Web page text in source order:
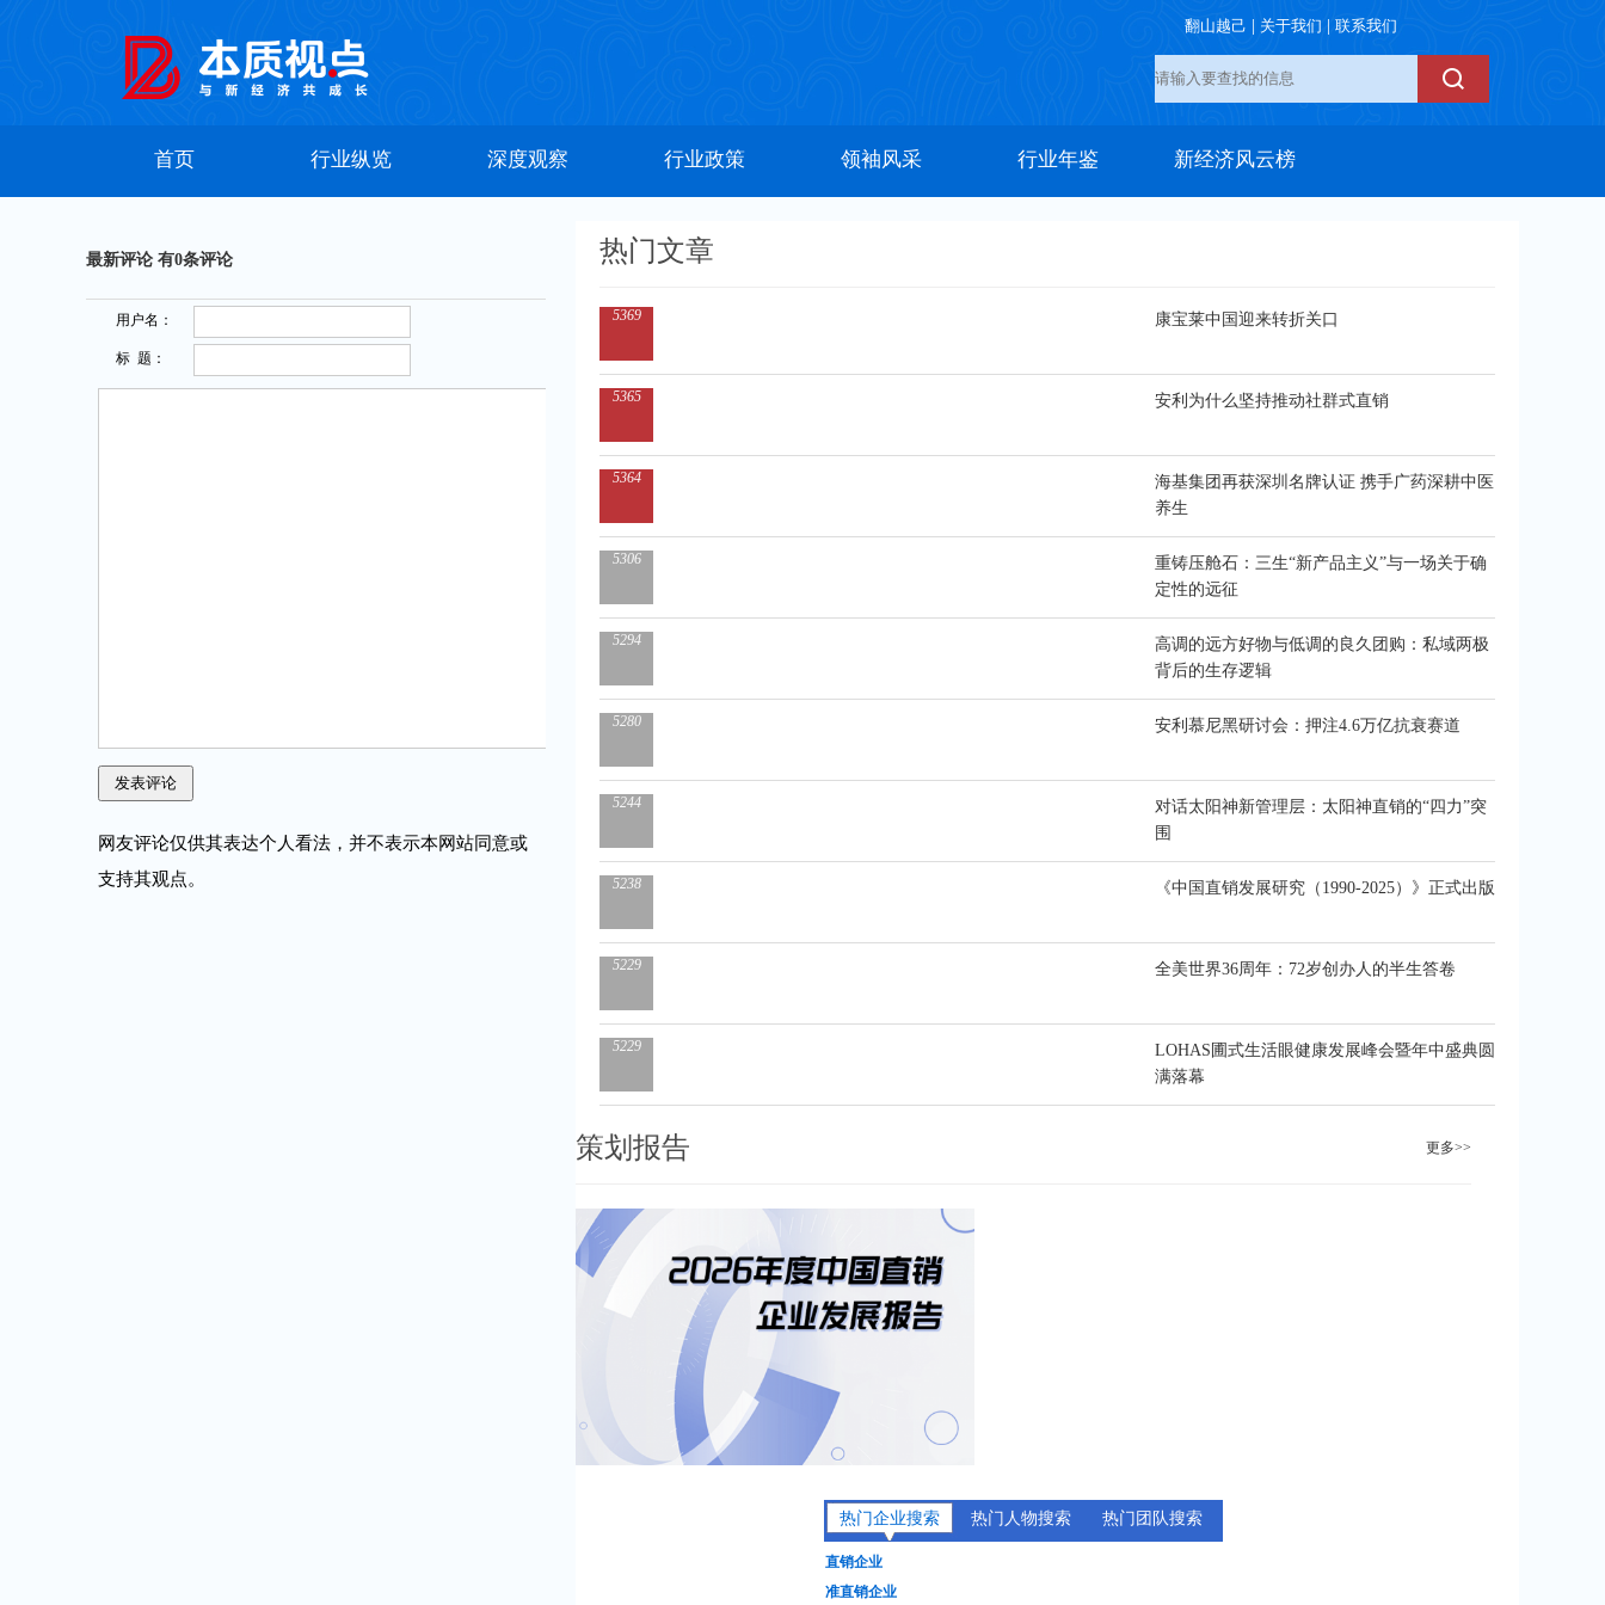
翻山越己 | 关于我们 | 联系我们
首页 行业纵览 深度观察 行业政策 领袖风采 行业年鉴 新经济风云榜
最新评论 有0条评论
用户名：
标 题：
网友评论仅供其表达个人看法，并不表示本网站同意或
支持其观点。
热门文章
5369 康宝莱中国迎来转折关口
5365 安利为什么坚持推动社群式直销
5364
海基集团再获深圳名牌认证 携手广药深耕中医
养生
5306
重铸压舱石：三生“新产品主义”与一场关于确
定性的远征
5294
高调的远方好物与低调的良久团购：私域两极
背后的生存逻辑
5280 安利慕尼黑研讨会：押注4.6万亿抗衰赛道
5244
对话太阳神新管理层：太阳神直销的“四力”突
围
5238 《中国直销发展研究（1990-2025）》正式出版
5229 全美世界36周年：72岁创办人的半生答卷
5229
LOHAS圃式生活眼健康发展峰会暨年中盛典圆
满落幕
策划报告 更多>>
热门企业搜索 热门人物搜索 热门团队搜索
直销企业
准直销企业